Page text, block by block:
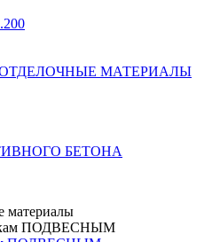
МАТЕРИАЛЫ
БЕТОНА
материалы